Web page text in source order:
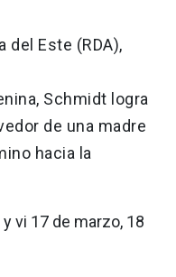
del Este (RDA),
Schmidt logra
de una madre
hacia la
vi 17 de marzo, 18